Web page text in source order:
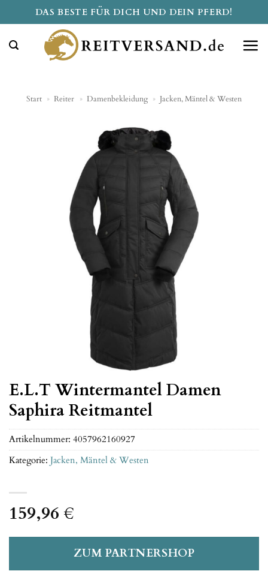
Inhalt
springen
DAS BESTE FÜR DICH UND DEIN PFERD!
Start » Reiter » Damenbekleidung » Jacken, Mäntel & Westen
E.L.T Wintermantel Damen
Saphira Reitmantel
159,96 €
ZUM PARTNERSHOP
Artikelnummer: 4057962160927
Kategorie: Jacken, Mäntel & Westen